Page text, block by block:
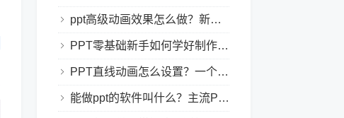
ppt高级动画效果怎么做？新手也能学会的亮眼PPT动画指南
PPT零基础新手如何学好制作PPT？新手入门全攻略
PPT直线动画怎么设置？一个简单的设置技巧
能做ppt的软件叫什么？主流PPT制作软件盘点与选型指南